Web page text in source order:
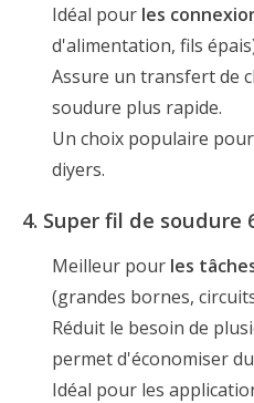
Idéal pour les
d'alimentation, fils
Assure un transfert de
soudure plus rapide.
Un choix populaire
diyers.
4. Super fil de soudure
Meilleur pour les
(grandes bornes,
Réduit le besoin de
permet d'économiser
Idéal pour les